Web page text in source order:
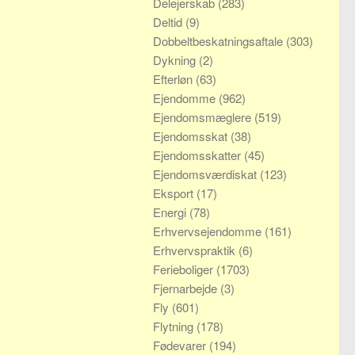
Deltid (9)
Dobbeltbeskatningsaftale (303)
Dykning (2)
Efterløn (63)
Ejendomme (962)
Ejendomsmæglere (519)
Ejendomsskat (38)
Ejendomsskatter (45)
Ejendomsværdiskat (123)
Eksport (17)
Energi (78)
Erhvervsejendomme (161)
Erhvervspraktik (6)
Ferieboliger (1703)
Fjernarbejde (3)
Fly (601)
Flytning (178)
Fødevarer (194)